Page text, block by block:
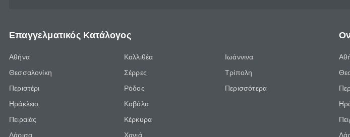
Επαγγελματικός Κατάλογος
Αθήνα
Θεσσαλονίκη
Περιστέρι
Ηράκλειο
Πειραιάς
Λάρισα
Καλλιθέα
Σέρρες
Ρόδος
Καβάλα
Κέρκυρα
Χανιά
Ιωάννινα
Τρίπολη
Περισσότερα